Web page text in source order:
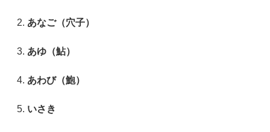
あなご（穴子）
あゆ（鮎）
あわび（鮑）
いさき